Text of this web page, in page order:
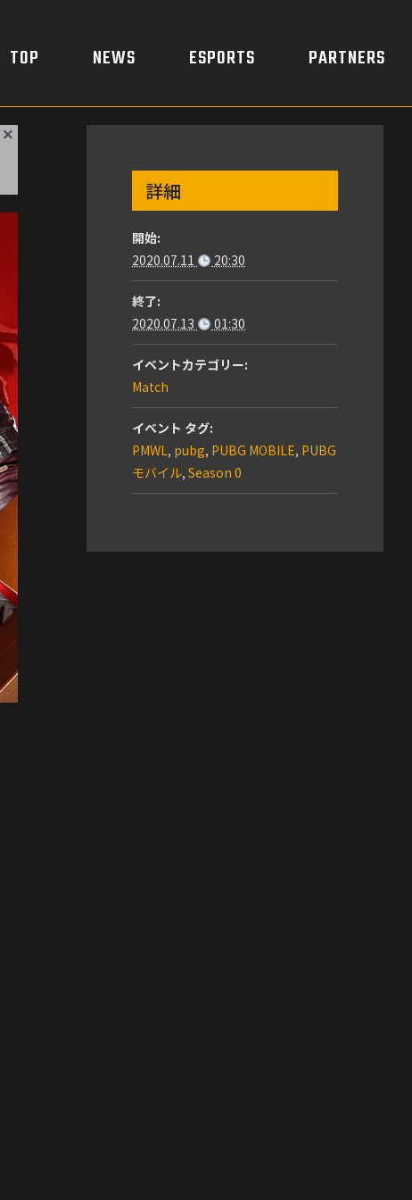
TOP NEWS ESPORTS PARTNERS
×
詳細
開始:
2020.07.11
20:30
終了:
2020.07.13
01:30
イベントカテゴリー:
Match
イベント タグ:
PMWL, pubg, PUBG MOBILE, PUBG
モバイル,Season 0